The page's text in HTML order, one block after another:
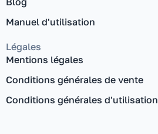
Manuel d'utilisation
Légales
Mentions légales
Conditions générales de vente
Conditions générales d'utilisation